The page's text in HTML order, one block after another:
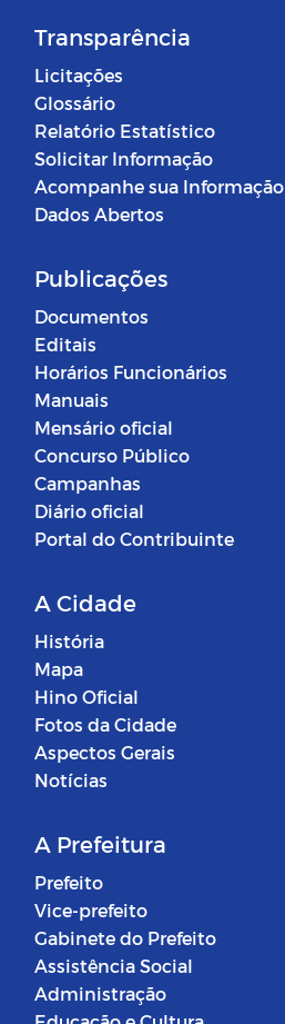
Transparência
Licitações
Glossário
Relatório Estatístico
Solicitar Informação
Acompanhe sua Informação
Dados Abertos
Publicações
Documentos
Editais
Horários Funcionários
Manuais
Mensário oficial
Concurso Público
Campanhas
Diário oficial
Portal do Contribuinte
A Cidade
História
Mapa
Hino Oficial
Fotos da Cidade
Aspectos Gerais
Notícias
A Prefeitura
Prefeito
Vice-prefeito
Gabinete do Prefeito
Assistência Social
Administração